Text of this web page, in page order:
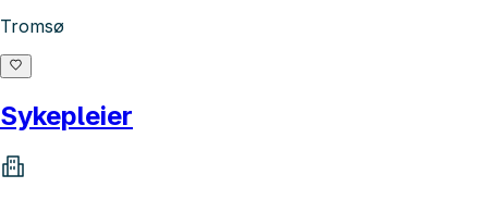
Tromsø
Sykepleier